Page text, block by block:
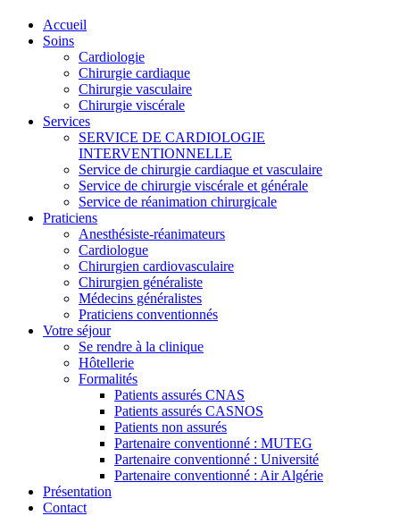
Accueil
Soins
Cardiologie
Chirurgie cardiaque
Chirurgie vasculaire
Chirurgie viscérale
Services
SERVICE DE CARDIOLOGIE
INTERVENTIONNELLE
Service de chirurgie cardiaque et vasculaire
Service de chirurgie viscérale et générale
Service de réanimation chirurgicale
Praticiens
Anesthésiste-réanimateurs
Cardiologue
Chirurgien cardiovasculaire
Chirurgien généraliste
Médecins généralistes
Praticiens conventionnés
Votre séjour
Se rendre à la clinique
Hôtellerie
Formalités
Patients assurés CNAS
Patients assurés CASNOS
Patients non assurés
Partenaire conventionné : MUTEG
Partenaire conventionné : Université
Partenaire conventionné : Air Algérie
Présentation
Contact